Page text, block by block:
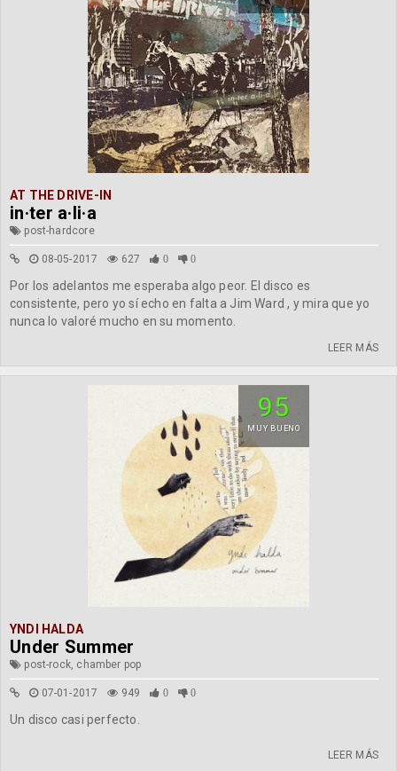
AT THE DRIVE-IN
in·ter a·li·a
post-hardcore
08-05-2017 627 0 0
Por los adelantos me esperaba algo peor. El disco es
consistente, pero yo sí echo en falta a Jim Ward , y mira que yo
nunca lo valoré mucho en su momento.
LEER MÁS
95
MUY BUENO
YNDI HALDA
Under Summer
post-rock, chamber pop
07-01-2017 949 0 0
Un disco casi perfecto.
LEER MÁS